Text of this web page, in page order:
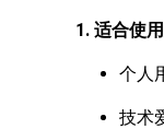
1. 适合使
个人
技术